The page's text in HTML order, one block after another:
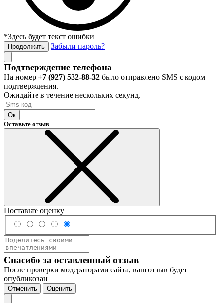
*Здесь будет текст ошибки
Продолжить Забыли пароль?
Подтверждение телефона
На номер +7 (927) 532-88-32 было отправлено SMS с кодом
подтверждения.
Ожидайте в течение нескольких секунд.
Ок
Оставьте отзыв
Поставьте оценку
Спасибо за оставленный отзыв
После проверки модераторами сайта, ваш отзыв будет
опубликован
Отменить Оценить